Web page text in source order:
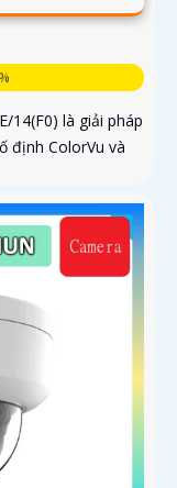
14(F0) là giải pháp
định ColorVu và